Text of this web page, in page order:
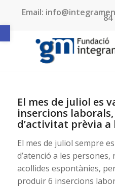
Obre la barra d'eines
Email: 84
El mes de juliol es
insercions
d’activitat prèvia a
El mes de juliol sempre
d’atenció a les
acollides espontànies,
produir 6 insercions